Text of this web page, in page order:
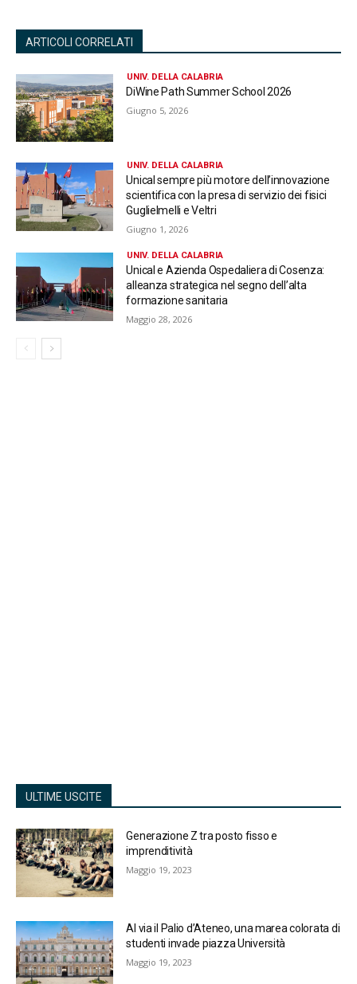
ARTICOLI CORRELATI
UNIV. DELLA CALABRIA
DiWine Path Summer School 2026
Giugno 5, 2026
UNIV. DELLA CALABRIA
Unical sempre più motore dell’innovazione
scientifica con la presa di servizio dei fisici
Guglielmelli e Veltri
Giugno 1, 2026
UNIV. DELLA CALABRIA
Unical e Azienda Ospedaliera di Cosenza:
alleanza strategica nel segno dell’alta
formazione sanitaria
Maggio 28, 2026
ULTIME USCITE
Generazione Z tra posto fisso e
imprenditività
Maggio 19, 2023
Al via il Palio d’Ateneo, una marea colorata di
studenti invade piazza Università
Maggio 19, 2023